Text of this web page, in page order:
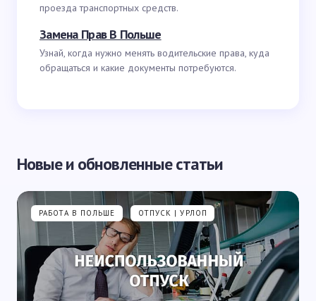
проезда транспортных средств.
Замена Прав В Польше
Узнай, когда нужно менять водительские права, куда
обращаться и какие документы потребуются.
Новые и обновленные статьи
РАБОТА В ПОЛЬШЕ ОТПУСК | УРЛОП